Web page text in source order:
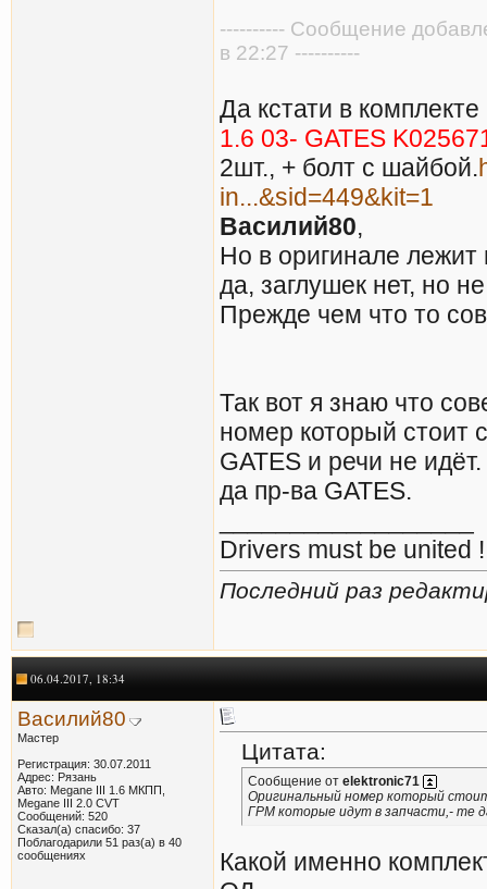
---------- Сообщение
в 22:27 ----------
Да кстати в
1.6 03- GATES
2шт., + болт с шайбой.
in...&sid=449&kit=1
Василий80,
Но в оригинале лежит
да, заглушек нет, но
Прежде чем что то
Так вот я знаю что
номер который стоит
GATES и речи не
да пр-ва GATES.
Drivers must be united !
Последний раз
06.04.2017, 18:34
Василий80
Мастер
Регистрация: 30.07.2011
Адрес: Рязань
Авто: Megane III 1.6 МКПП,
Megane III 2.0 CVT
Сообщений: 520
Сказал(а) спасибо: 37
Поблагодарили 51 раз(а) в 40
сообщениях
Цитата:
Сообщение от elektronic71
Оригинальный номер который стоит
ГРМ которые идут в запчасти,- те
Какой именно